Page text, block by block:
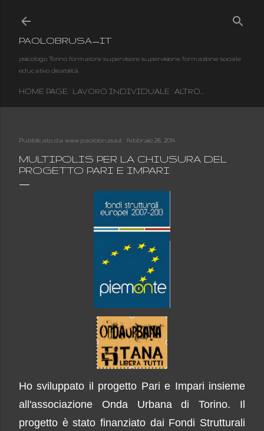
PAOLOBRUSA_IT
psicologo Torino formatore supervisore supervisione formazione sociale
educativo disabilità
HOME PAGE LAVORO INDIVIDUALE ALTRO…
Pubblicato da www.paolobrusa.it febbraio 28, 2014
MULTIPOLIS PER LA CHIUSURA DEL
PROGETTO PARI E IMPARI
Ho sviluppato il progetto Pari e Impari insieme
all'associazione Onda Urbana di Torino. Il
progetto è stato finanziato dai Fondi Strutturali